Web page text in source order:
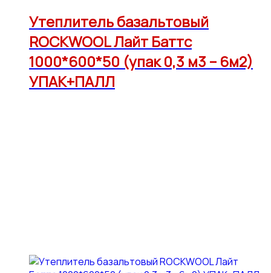
Утеплитель базальтовый
ROCKWOOL Лайт Баттс
1000*600*50 (упак 0,3 м3 – 6м2)
УПАК+ПАЛЛ